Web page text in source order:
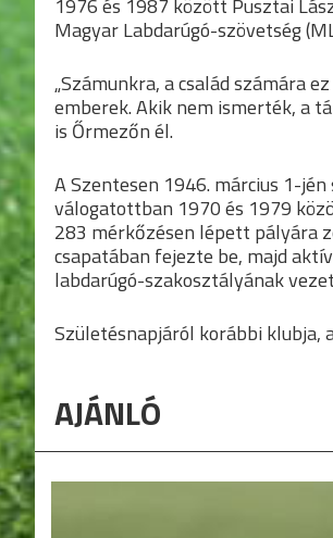
1976 és 1987 között Pusztai
Magyar Labdarúgó-szövetség
„Számunkra, a család számára
emberek. Akik nem ismerték, a
is Őrmezőn él.
A Szentesen 1946. március 1-
válogatottban 1970 és 1979
283 mérkőzésen lépett pályára
csapatában fejezte be, majd
labdarúgó-szakosztályának
Születésnapjáról korábbi klubja,
AJÁNLÓ